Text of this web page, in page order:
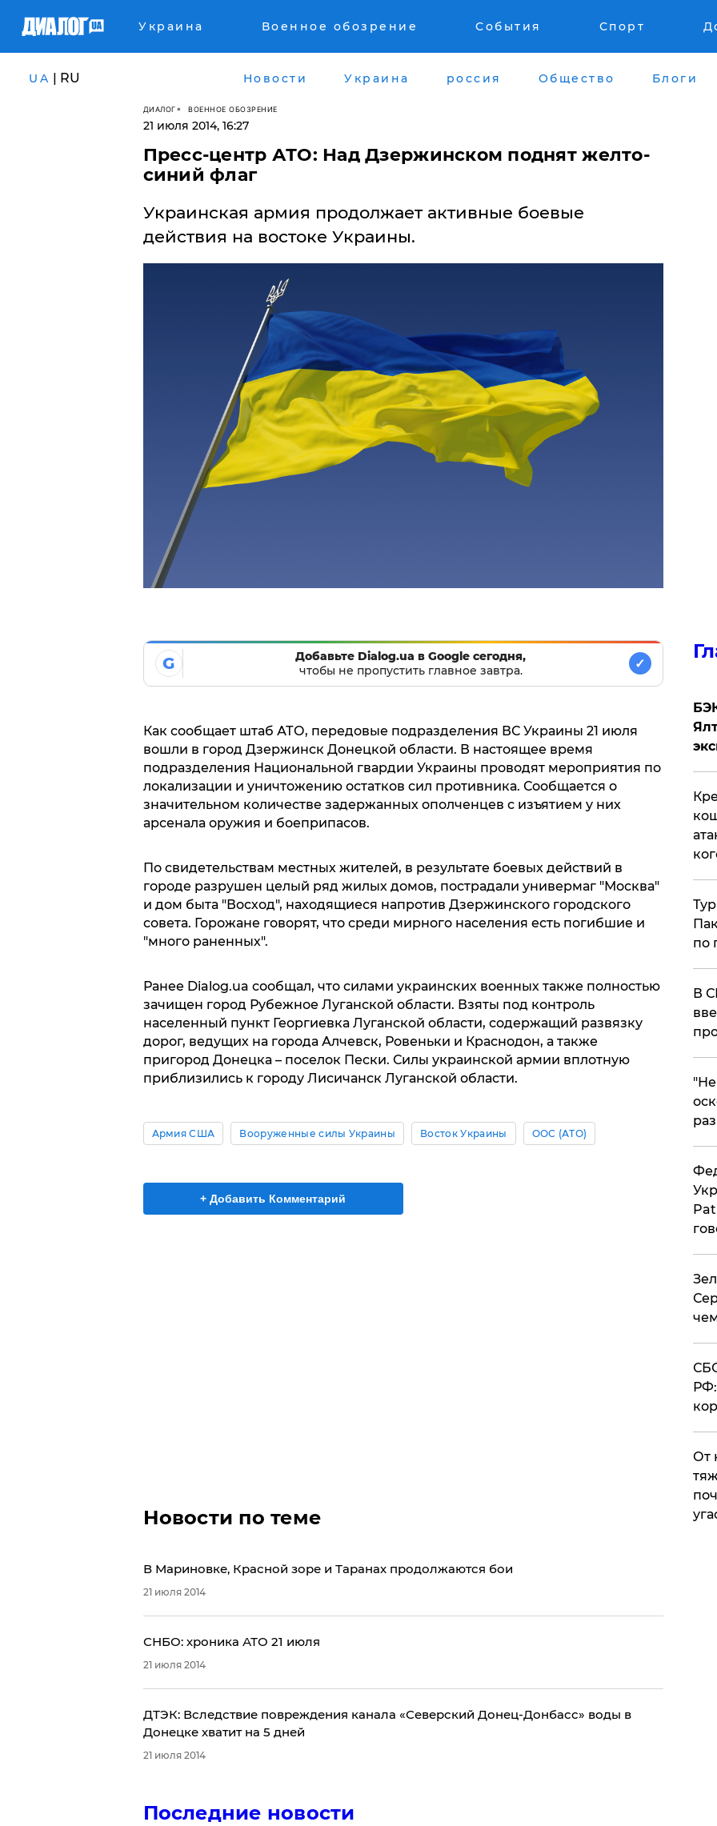
Украина Военное обозрение События Спорт
UA | RU Новости Украина россия Общество Блоги
ДИАЛОГ ВОЕННОЕ ОБОЗРЕНИЕ
21 июля 2014, 16:27
Пресс-центр АТО: Над Дзержинском поднят желто-
синий флаг
Украинская армия продолжает активные боевые
действия на востоке Украины.
G
Добавьте Dialog.ua в Google сегодня,
чтобы не пропустить главное завтра.
✓
Как сообщает штаб АТО, передовые подразделения ВС Украины 21 июля
вошли в город Дзержинск Донецкой области. В настоящее время
подразделения Национальной гвардии Украины проводят мероприятия по
локализации и уничтожению остатков сил противника. Сообщается о
значительном количестве задержанных ополченцев с изъятием у них
арсенала оружия и боеприпасов.
По свидетельствам местных жителей, в результате боевых действий в
городе разрушен целый ряд жилых домов, пострадали универмаг "Москва"
и дом быта "Восход", находящиеся напротив Дзержинского городского
совета. Горожане говорят, что среди мирного населения есть погибшие и
"много раненных".
Ранее Dialog.ua сообщал, что силами украинских военных также полностью
зачищен город Рубежное Луганской области. Взяты под контроль
населенный пункт Георгиевка Луганской области, содержащий развязку
дорог, ведущих на города Алчевск, Ровеньки и Краснодон, а также
пригород Донецка – поселок Пески. Силы украинской армии вплотную
приблизились к городу Лисичанск Луганской области.
Армия США Вооруженные силы Украины Восток Украины ООС (АТО)
+ Добавить Комментарий
Новости по теме
В Мариновке, Красной зоре и Таранах продолжаются бои
21 июля 2014
СНБО: хроника АТО 21 июля
21 июля 2014
ДТЭК: Вследствие повреждения канала «Северский Донец-Донбасс» воды в
Донецке хватит на 5 дней
21 июля 2014
Последние новости
по
В
От